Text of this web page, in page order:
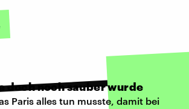
doch noch sauber wurde
Paris alles tun musste, damit bei